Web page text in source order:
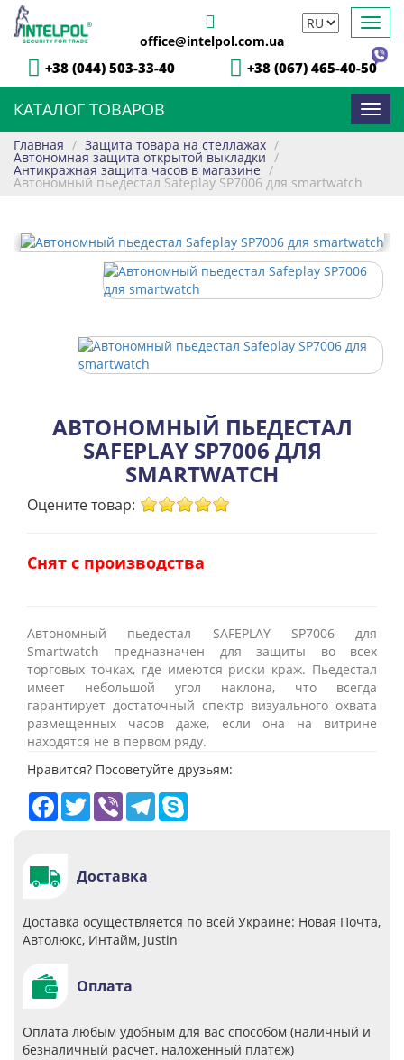
office@intelpol.com.ua
+38 (044) 503-33-40 +38 (067) 465-40-50
КАТАЛОГ ТОВАРОВ
Главная / Защита товара на стеллажах /
Автономная защита открытой выкладки /
Антикражная защита часов в магазине /
Автономный пьедестал Safeplay SP7006 для smartwatch
АВТОНОМНЫЙ ПЬЕДЕСТАЛ
SAFEPLAY SP7006 ДЛЯ
SMARTWATCH
Оцените товар:
Снят с производства
Автономный пьедестал SAFEPLAY SP7006 для
Smartwatch предназначен для защиты во всех
торговых точках, где имеются риски краж. Пьедестал
имеет небольшой угол наклона, что всегда
гарантирует достаточный спектр визуального охвата
размещенных часов даже, если она на витрине
находятся не в первом ряду.
Нравится? Посоветуйте друзьям:
Facebook
TwitterViber Telegram
Доставка
Доставка осуществляется по всей Украине: Новая Почта,
Автолюкс, Интайм, Justin
Оплата
Оплата любым удобным для вас способом (наличный и
безналичный расчет, наложенный платеж)